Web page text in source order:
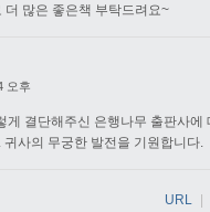
더 많은 좋은책 부탁드려요~
오후
게 결단해주신 은행나무 출판사에
사의 무궁한 발전을 기원합니다.
URL